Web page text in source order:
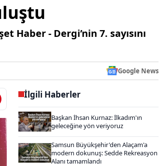
Haber - Dergi’nin 7. sayısını
Google News
İlgili Haberler
Başkan İhsan Kurnaz: İlkadım'ın
geleceğine yön veriyoruz
Samsun Büyükşehir'den Alaçam'a
modern dokunuş: Sedde Rekreasyon
Alanı tamamlandı